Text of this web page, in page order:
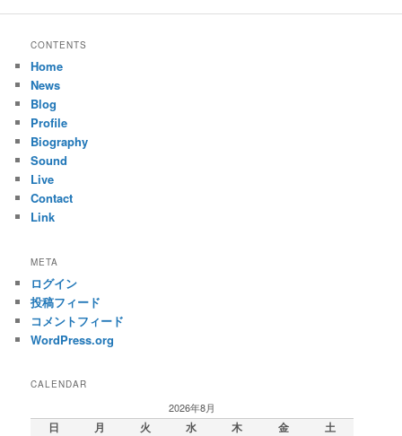
CONTENTS
Home
News
Blog
Profile
Biography
Sound
Live
Contact
Link
META
ログイン
投稿フィード
コメントフィード
WordPress.org
CALENDAR
2026年8月
日 月 火 水 木 金 土